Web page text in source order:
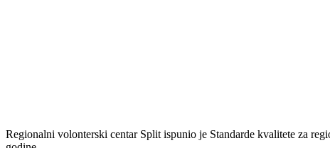
Regionalni volonterski centar Split ispunio je Standarde kvalitete za